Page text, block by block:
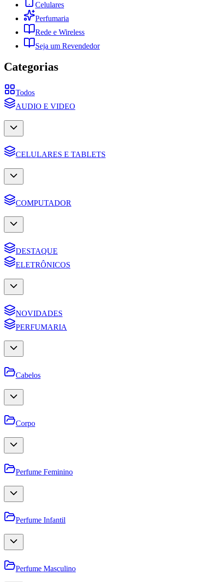
Celulares
Perfumaria
Rede e Wireless
Seja um Revendedor
Categorias
Todos
AUDIO E VIDEO
CELULARES E TABLETS
COMPUTADOR
DESTAQUE
ELETRÔNICOS
NOVIDADES
PERFUMARIA
Cabelos
Corpo
Perfume Feminino
Perfume Infantil
Perfume Masculino